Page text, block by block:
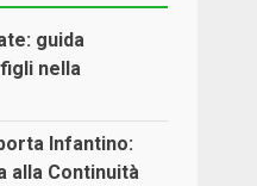
guida
nella
Infantino:
alla Continuità